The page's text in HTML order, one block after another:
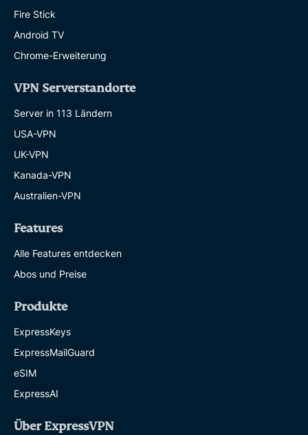
Fire Stick
Android TV
Chrome-Erweiterung
VPN Serverstandorte
Server in 113 Ländern
USA-VPN
UK-VPN
Kanada-VPN
Australien-VPN
Features
Alle Features entdecken
Abos und Preise
Produkte
ExpressKeys
ExpressMailGuard
eSIM
ExpressAI
Über ExpressVPN